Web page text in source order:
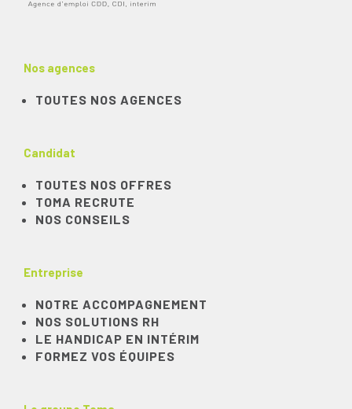
Nos agences
TOUTES NOS AGENCES
Candidat
TOUTES NOS OFFRES
TOMA RECRUTE
NOS CONSEILS
Entreprise
NOTRE ACCOMPAGNEMENT
NOS SOLUTIONS RH
LE HANDICAP EN INTÉRIM
FORMEZ VOS ÉQUIPES